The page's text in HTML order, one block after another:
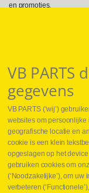
en promoties.
Volg ons op
Webshop
Nieuws
Jobs
Contact
VB PARTS
gegevens
VB PARTS (‘wij’)
websites om persoonlijke
geografische locatie en
cookie is een klein
opgeslagen op het
gebruiken cookies om
(‘Noodzakelijke’), om
verbeteren